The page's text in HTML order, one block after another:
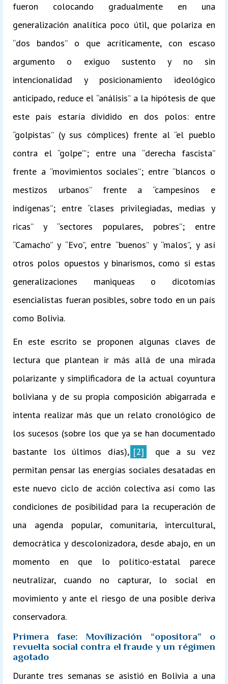
fueron colocando gradualmente en una
generalización analítica poco útil, que polariza en
“dos bandos” o que acríticamente, con escaso
argumento o exiguo sustento y no sin
intencionalidad y posicionamiento ideológico
anticipado, reduce el “análisis” a la hipótesis de que
este país estaría dividido en dos polos: entre
“golpistas” (y sus cómplices) frente al “el pueblo
contra el “golpe’”; entre una “derecha fascista”
frente a “movimientos sociales”; entre “blancos o
mestizos urbanos” frente a “campesinos e
indígenas”; entre “clases privilegiadas, medias y
ricas” y “sectores populares, pobres”; entre
“Camacho” y “Evo”, entre “buenos” y “malos”, y así
otros polos opuestos y binarismos, como si estas
generalizaciones maniqueas o dicotomías
esencialistas fueran posibles, sobre todo en un país
como Bolivia.
En este escrito se proponen algunas claves de
lectura que plantean ir más allá de una mirada
polarizante y simplificadora de la actual coyuntura
boliviana y de su propia composición abigarrada e
intenta realizar más que un relato cronológico de
los sucesos (sobre los que ya se han documentado
bastante los últimos días), [2]
que a su vez
permitan pensar las energías sociales desatadas en
este nuevo ciclo de acción colectiva así como las
condiciones de posibilidad para la recuperación de
una agenda popular, comunitaria, intercultural,
democrática y descolonizadora, desde abajo, en un
momento en que lo político-estatal parece
neutralizar, cuando no capturar, lo social en
movimiento y ante el riesgo de una posible deriva
conservadora.
Primera fase: Movilización “opositora” o
revuelta social contra el fraude y un régimen
agotado
Durante tres semanas se asistió en Bolivia a una